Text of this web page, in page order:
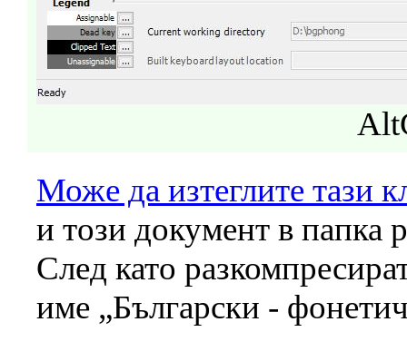
Може да изтеглите тази
и този документ в папка
След като
име „Български -